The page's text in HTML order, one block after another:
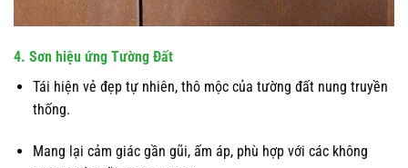
4. Sơn hiệu ứng Tường Đất
Tái hiện vẻ đẹp tự nhiên, thô mộc của tường đất nung truyền
thống.
Mang lại cảm giác gần gũi, ấm áp, phù hợp với các không